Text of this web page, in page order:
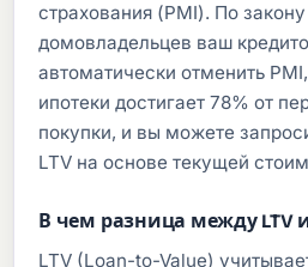
страхования (PMI). По
домовладельцев ваш
автоматически отменить
ипотеки достигает 78% от
покупки, и вы можете
LTV на основе текущей
В чем разница между LTV и
LTV (Loan-to-Value)